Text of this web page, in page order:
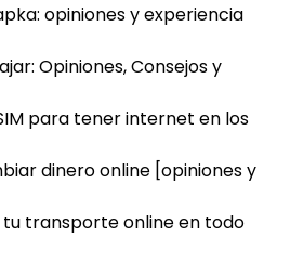
opiniones y experiencia
Opiniones, Consejos y
para tener internet en los
dinero online [opiniones y
tu transporte online en todo